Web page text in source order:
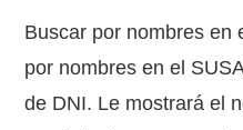
Buscar por nombres en
por nombres en el
de DNI. Le mostrará el